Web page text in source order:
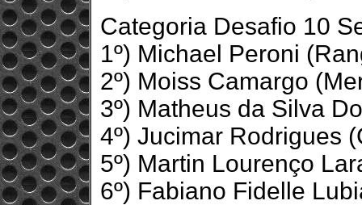
Categoria Desafio 10
1º) Michael Peroni
2º) Moiss Camargo
3º) Matheus da Silva
4º) Jucimar Rodrigues
5º) Martin Lourenço
6º) Fabiano Fidelle